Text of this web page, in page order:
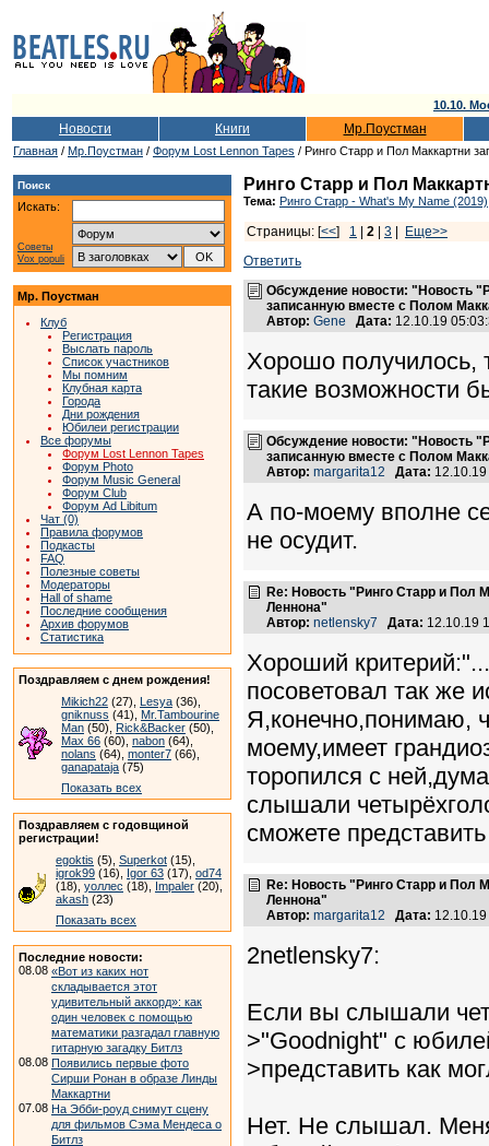
10.10.
Новости Книги Мр.Поустман
Главная / Мр.Поустман / Форум Lost Lennon Tapes / Ринго Старр и Пол Маккартни
Поиск
Искать:
Советы
Vox populi
Мр. Поустман
Клуб
Регистрация
Выслать пароль
Список участников
Мы помним
Клубная карта
Города
Дни рождения
Юбилеи регистрации
Все форумы
Форум Lost Lennon Tapes
Форум Photo
Форум Music General
Форум Club
Форум Ad Libitum
Чат (0)
Правила форумов
Подкасты
FAQ
Полезные советы
Модераторы
Hall of shame
Последние сообщения
Архив форумов
Статистика
Поздравляем с днем рождения!
Mikich22 (27), Lesya (36),
gniknuss (41), Mr.Tambourine
Man (50), Rick&Backer (50),
Max 66 (60), nabon (64),
nolans (64), monter7 (66),
ganapataja (75)
Показать всех
Поздравляем с годовщиной
регистрации!
egoktis (5), Superkot (15),
igrok99 (16), Igor 63 (17), od74
(18), уоллес (18), Impaler (20),
akash (23)
Показать всех
Последние новости:
08.08 «Вот из каких нот
складывается этот
удивительный аккорд»: как
один человек с помощью
математики разгадал главную
гитарную загадку Битлз
08.08 Появились первые фото
Сирши Ронан в образе Линды
Маккартни
07.08 На Эбби-роуд снимут сцену
для фильмов Сэма Мендеса о
Битлз
Ринго Старр и Пол
Тема: Ринго Старр - What's My Name (2019)
Страницы: [<<] 1 2 3
Еще>>
Ответить
Обсуждение новости: "Новость
записанную вместе с Полом
Автор: Gene Дата: 12.10.19
Хорошо получилось,
такие возможности
Обсуждение новости: "Новость
записанную вместе с Полом
Автор: margarita12 Дата:
А по-моему вполне
не осудит.
Re: Новость "Ринго Старр и Пол
Леннона"
Автор: netlensky7 Дата: 12.10.19
Хороший
посоветовал так же
Я,конечно,понимаю,
моему,имеет
торопился с
слышали
сможете
Re: Новость "Ринго Старр и Пол
Леннона"
Автор: margarita12 Дата:
2netlensky7:
Если вы слышали
>"Goodnight" c
>представить как
Нет. Не слышал.